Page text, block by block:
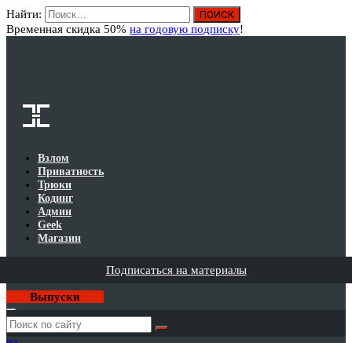
Найти:
Временная скидка 50% на годовую подписку!
Взлом
Приватность
Трюки
Кодинг
Админ
Geek
Магазин
Подписаться на материалы
Выпуски
Годовая
подписка